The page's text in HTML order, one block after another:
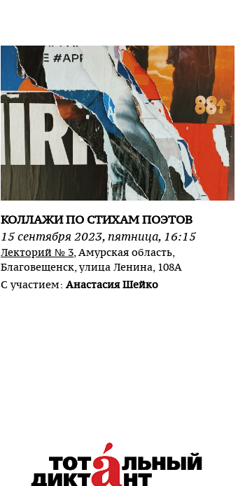
КОЛЛАЖИ ПО СТИХАМ ПОЭТОВ
15сентября 2023,пятница, 16:15
Лекторий № 3 , Амурская область,
Благовещенск, улица Ленина, 108А
С участием:Анастасия Шейко